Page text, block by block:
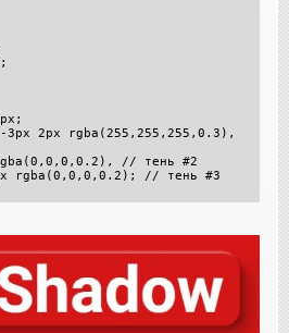
2px rgba(255,255,255,0.3),
// тень #2
// тень #3